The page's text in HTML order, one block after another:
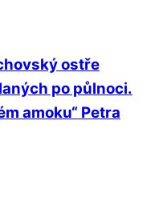
ostře
po půlnoci.
amoku“ Petra